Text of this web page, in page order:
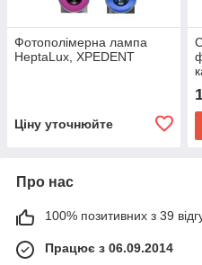
Фотополімерна лампа
HeptaLux, XPEDENT
Ціну уточнюйте
Про нас
100% позитивних з 39
Працює з 06.09.2014